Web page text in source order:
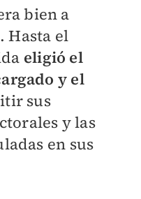
bien a
Hasta el
eligió el
y el
sus
y las
en sus